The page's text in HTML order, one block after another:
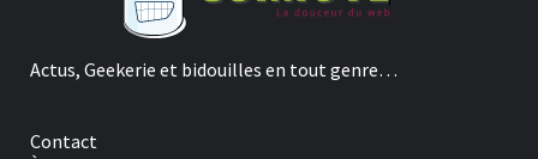
Actus, Geekerie et bidouilles en tout genre…
Contact